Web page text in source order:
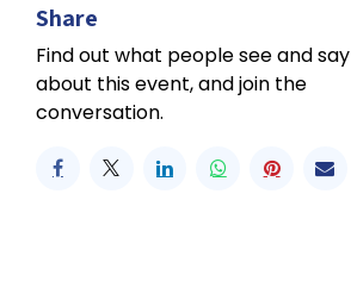
Share
Find out what people see and say
about this event, and join the
conversation.